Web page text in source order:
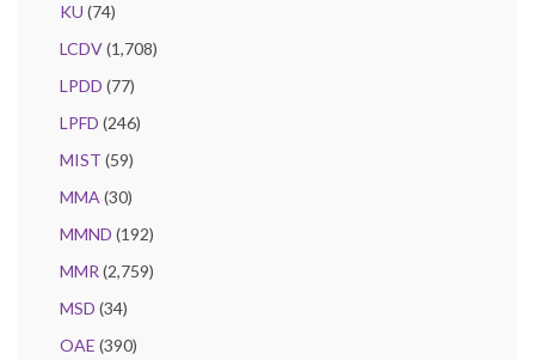
KU (74)
LCDV(1,708)
LPDD (77)
LPFD (246)
MIST (59)
MMA (30)
MMND (192)
MMR (2,759)
MSD (34)
OAE (390)